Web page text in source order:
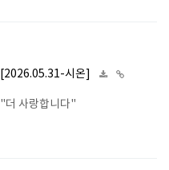
[2026.05.31-시온]
"더 사랑합니다"